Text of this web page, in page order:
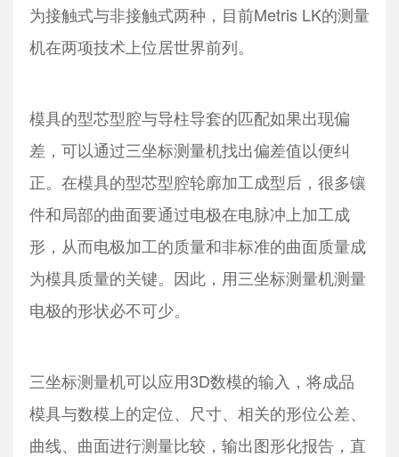
为接触式与非接触式两种，目前Metris LK的测量
机在两项技术上位居世界前列。
模具的型芯型腔与导柱导套的匹配如果出现偏
差，可以通过三坐标测量机找出偏差值以便纠
正。在模具的型芯型腔轮廓加工成型后，很多镶
件和局部的曲面要通过电极在电脉冲上加工成
形，从而电极加工的质量和非标准的曲面质量成
为模具质量的关键。因此，用三坐标测量机测量
电极的形状必不可少。
三坐标测量机可以应用3D数模的输入，将成品
模具与数模上的定位、尺寸、相关的形位公差、
曲线、曲面进行测量比较，输出图形化报告，直